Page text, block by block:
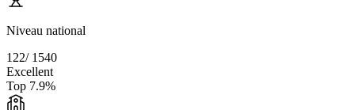
Niveau national
122/ 1540
Excellent
Top 7.9%